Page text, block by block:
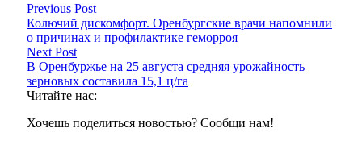
Previous Post
Колючий дискомфорт. Оренбургские врачи напомнили
о причинах и профилактике геморроя
Next Post
В Оренбуржье на 25 августа средняя урожайность
зерновых составила 15,1 ц/га
Читайте нас:
Хочешь поделиться новостью? Сообщи нам!